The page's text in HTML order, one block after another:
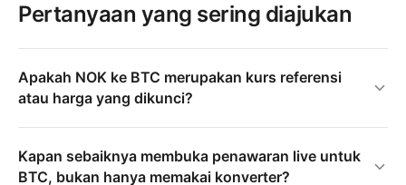
Pertanyaan yang sering diajukan
Apakah NOK ke BTC merupakan kurs referensi
atau harga yang dikunci?
Kapan sebaiknya membuka penawaran live untuk
BTC, bukan hanya memakai konverter?